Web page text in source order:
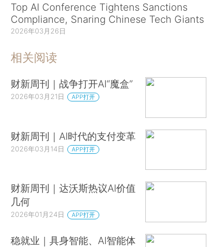
Top AI Conference Tightens Sanctions
Compliance, Snaring Chinese Tech Giants
2026年03月26日
相关阅读
财新周刊｜战争打开AI“魔盒”
2026年03月21日 APP打开
财新周刊｜AI时代的支付变革
2026年03月14日 APP打开
财新周刊｜达沃斯热议AI价值
几何
2026年01月24日 APP打开
稳就业｜具身智能、AI智能体